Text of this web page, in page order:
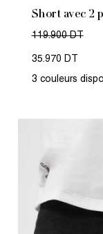
Short avec 2
119.900 DT
35.970 DT
3 couleurs